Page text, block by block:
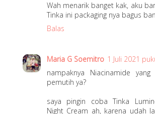
Wah menarik banget kak, aku
Tinka ini packaging nya bagus
Balas
Maria G Soemitro 1 Juli 2021
nampaknya Niacinamide
pemutih ya?
saya pingin coba Tinka
Night Cream ah, karena udah